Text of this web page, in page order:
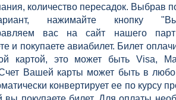
количество пересадок. Выбрав
нажимайте кнопку
вас на сайт нашего
и покупаете авиабилет. Билет
картой, это может быть Visa,
Вашей карты может быть в
конвертирует ее по курсу